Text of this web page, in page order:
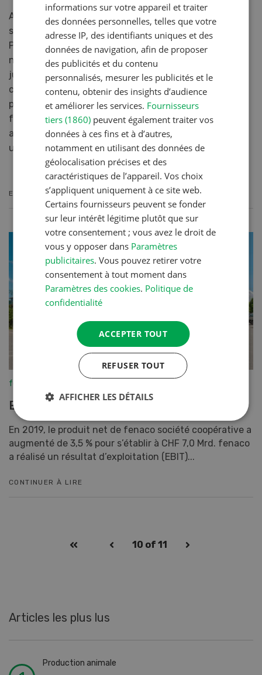
Au début du mois de septembre, fenaco Produits du
sol a mis en service un nouvel entrepôt frigorifique à
Perroy (VD) pour les fruits à pépins et les fruits à
noyau. Cette installation moderne, qui peut stocker
jusqu’à 2750 tonnes de fruits, apporte une
contribution importante en vue de la disponibilité de
pommes et de poires locales tout au long de l’année.
fenaco investit ainsi dans l’agriculture et l’industrie
alimentaire suisses et étend sa présence sur La Côte,
une région de production importante.
EN SAVOIR PLUS
fenaco-LANDI
Exercice 2019 réussi pour fenaco
En 2019, le produit net de fenaco société coopérative a
augmenté de 3,5 % pour s’établir à CHF 7,0 Mrd. fenaco
a réalisé un résultat d’exploitation (EBIT)...
CONTINUER À LIRE
10 of 11
Articles les plus lus
Production animale
informations sur votre appareil et traiter
des données personnelles, telles que votre
adresse IP, des identifiants uniques et des
données de navigation, afin de proposer
des publicités et du contenu
personnalisés, mesurer les publicités et le
contenu, obtenir des insights d’audience
et améliorer les services. Fournisseurs
tiers (1860) peuvent également traiter vos
données à ces fins et à d’autres,
notamment en utilisant des données de
géolocalisation précises et des
caractéristiques de l’appareil. Vos choix
s’appliquent uniquement à ce site web.
Certains fournisseurs peuvent se fonder
sur leur intérêt légitime plutôt que sur
votre consentement ; vous avez le droit de
vous y opposer dans Paramètres
publicitaires. Vous pouvez retirer votre
consentement à tout moment dans
Paramètres des cookies. Politique de
confidentialité
ACCEPTER TOUT
REFUSER TOUT
AFFICHER LES DÉTAILS